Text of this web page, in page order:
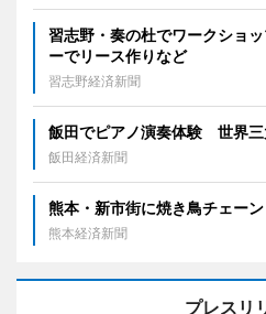
習志野・奏の杜でワークショ
ーでリース作りなど
習志野経済新聞
飯田でピアノ演奏体験 世界
飯田経済新聞
熊本・新市街に焼き鳥チェー
熊本経済新聞
プレスリ